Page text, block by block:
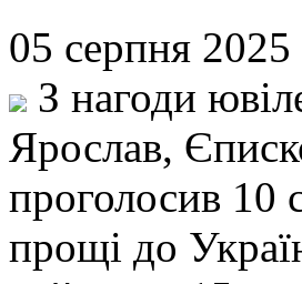
05 серпня 2025
З нагоди
Ярослав,
проголосив 10
прощі до